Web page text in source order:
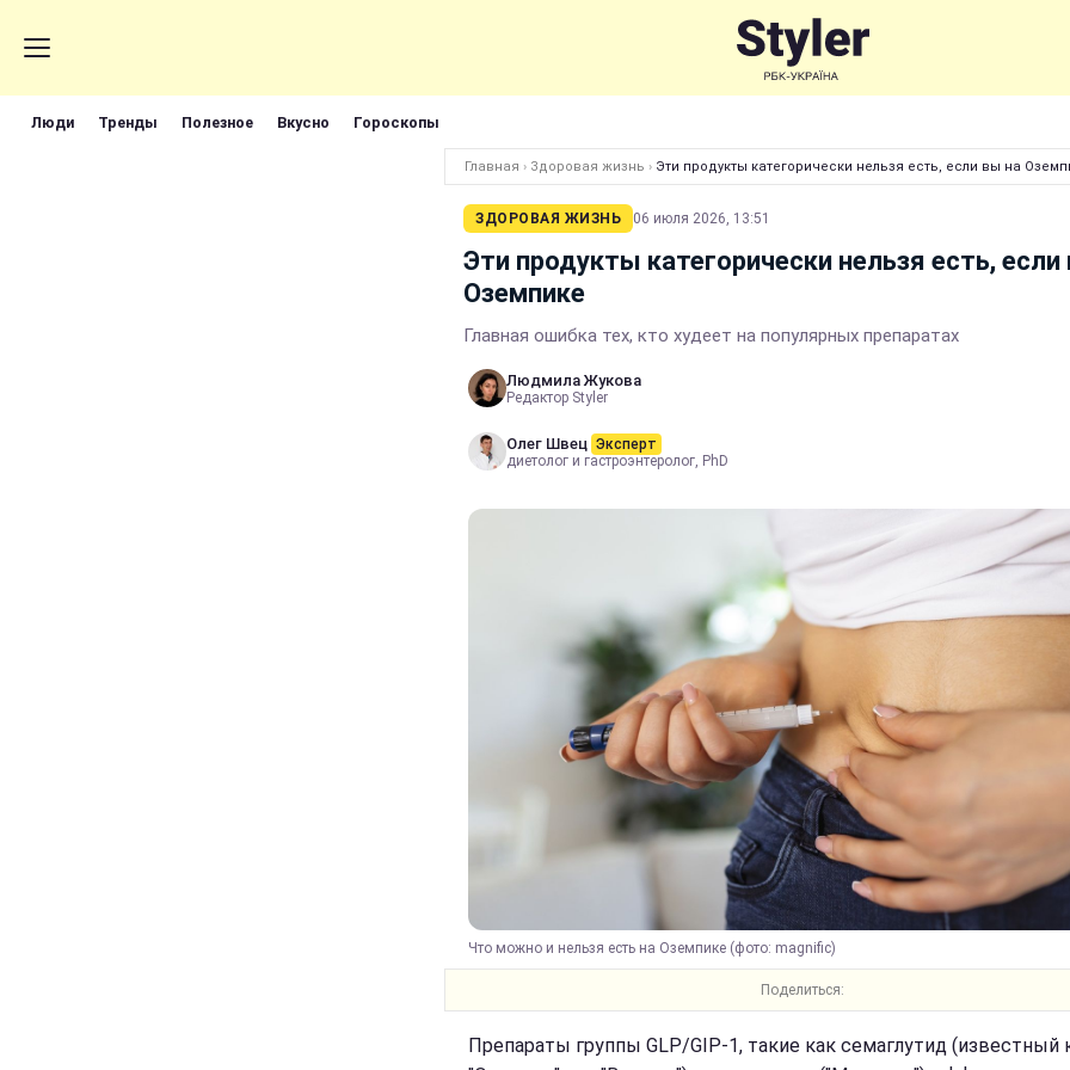
Люди Тренды Полезное Вкусно Гороскопы
Главная › Здоровая жизнь › Эти продукты категорически нельзя есть, если вы на
ЗДОРОВАЯ ЖИЗНЬ 06 июля 2026, 13:51
Эти продукты категорически нельзя есть,
Оземпике
Главная ошибка тех, кто худеет на популярных препаратах
Людмила Жукова
Редактор Styler
Олег Швец Эксперт
диетолог и гастроэнтеролог, PhD
Что можно и нельзя есть на Оземпике (фото: magnific)
Поделиться:
Препараты группы GLP/GIP-1, такие как семаглутид (известный